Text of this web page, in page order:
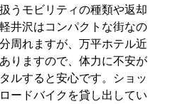
うモビリティの種類や返却
井沢はコンパクトな街なの
周れますが、万平ホテル近
りますので、体力に不安が
ルすると安心です。ショッ
ードバイクを貸し出してい